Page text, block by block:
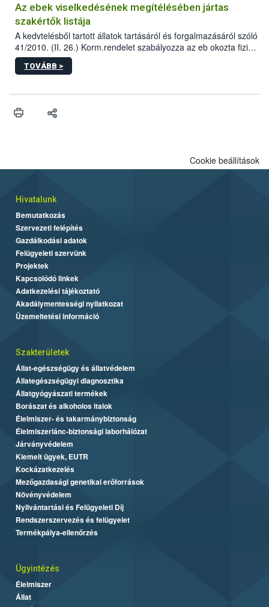
Az ebek viselkedésének megítélésében jártas
szakértők listája
A kedvtelésből tartott állatok tartásáról és forgalmazásáról szóló
41/2010. (II. 26.) Korm.rendelet szabályozza az eb okozta fizikai
sérülés, illetve ennek veszélye keletkezésekor felmerülő
hatósági feladatokat, valamint a veszélyes eb tartását és annak
vonni az ebek viselkedésének megítélésében jártas szakértőt.
TOVÁBB >
Cookie beállítások
Hivatalunk
Bemutatkozás
Szervezeti felépítés
Gazdálkodási adatok
Felügyeleti szervünk
Projektek
Kapcsolódó linkek
Adatkezelési tájékoztató
Akadálymentességi nyilatkozat
Üzemeltetési információ
Szakterületek
Állat-egészségügy és állatvédelem
Állategészségügyi diagnosztika
Állatgyógyászati termékek
Borászat és alkoholos italok
Élelmiszer- és takarmánybiztonság
Élelmiszerlánc-biztonsági laborhálózat
Járványvédelem
Kiemelt ügyek, EUTR
Kockázatkezelés
Mezőgazdasági genetikai erőforrások
Növényvédelem
Nyilvántartási és Felügyeleti Díj
Rendszerszervezés és felügyelet
Termékpálya-ellenőrzés
Ügyintézés
Élelmiszer
Állat